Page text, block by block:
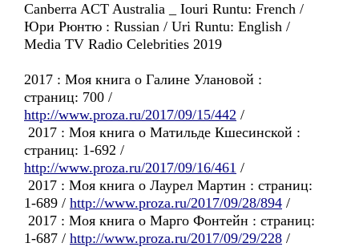
Canberra ACT Australia _ Iouri Runtu: French /
Юри Рюнтю : Russian / Uri Runtu: English /
Media TV Radio Celebrities 2019
2017 : Моя книга о Галине Улановой :
страниц: 700 /
http://www.proza.ru/2017/09/15/442 /
2017 : Моя книга о Матильде Кшесинской :
страниц: 1-692 /
http://www.proza.ru/2017/09/16/461 /
2017 : Моя книга о Лаурел Мартин : страниц:
1-689 / http://www.proza.ru/2017/09/28/894 /
2017 : Моя книга о Марго Фонтейн : страниц:
1-687 / http://www.proza.ru/2017/09/29/228 /